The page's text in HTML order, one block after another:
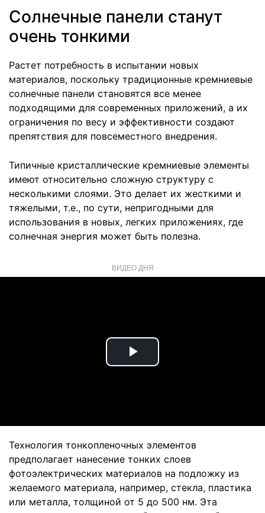
Солнечные панели станут
очень тонкими
Растет потребность в испытании новых
материалов, поскольку традиционные кремниевые
солнечные панели становятся все менее
подходящими для современных приложений, а их
ограничения по весу и эффективности создают
препятствия для повсеместного внедрения.
Типичные кристаллические кремниевые элементы
имеют относительно сложную структуру с
несколькими слоями. Это делает их жесткими и
тяжелыми, т.е., по сути, непригодными для
использования в новых, легких приложениях, где
солнечная энергия может быть полезна.
ВИДЕО ДНЯ
Play
Технология тонкопленочных элементов
предполагает нанесение тонких слоев
фотоэлектрических материалов на подложку из
желаемого материала, например, стекла, пластика
или металла, толщиной от 5 до 500 нм. Эта